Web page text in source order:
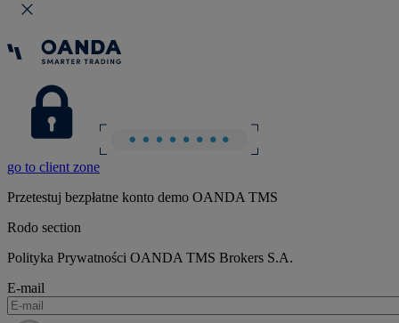
go to client zone
Przetestuj bezpłatne konto demo OANDA TMS
Rodo section
Polityka Prywatności OANDA TMS Brokers S.A.
E-mail